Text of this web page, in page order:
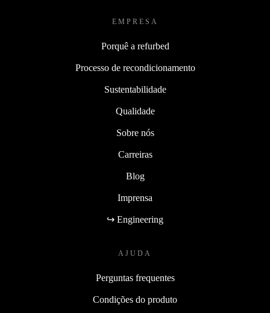
EMPRESA
Porquê a refurbed
Processo de recondicionamento
Sustentabilidade
Qualidade
Sobre nós
Carreiras
Blog
Imprensa
↪ Engineering
AJUDA
Perguntas frequentes
Condições do produto